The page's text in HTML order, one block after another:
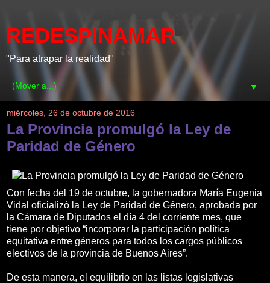
REDESPINAMAR
"Para atrapar la realidad"
▼
miércoles, 26 de octubre de 2016
La Provincia promulgó la Ley de
Paridad de Género
Con fecha del 19 de octubre, la gobernadora María Eugenia
Vidal oficializó la Ley de Paridad de Género, aprobada por
la Cámara de Diputados el día 4 del corriente mes, que
tiene por objetivo “incorporar la participación política
equitativa entre géneros para todos los cargos públicos
electivos de la provincia de Buenos Aires”.
De esta manera, el equilibrio en las listas legislativas